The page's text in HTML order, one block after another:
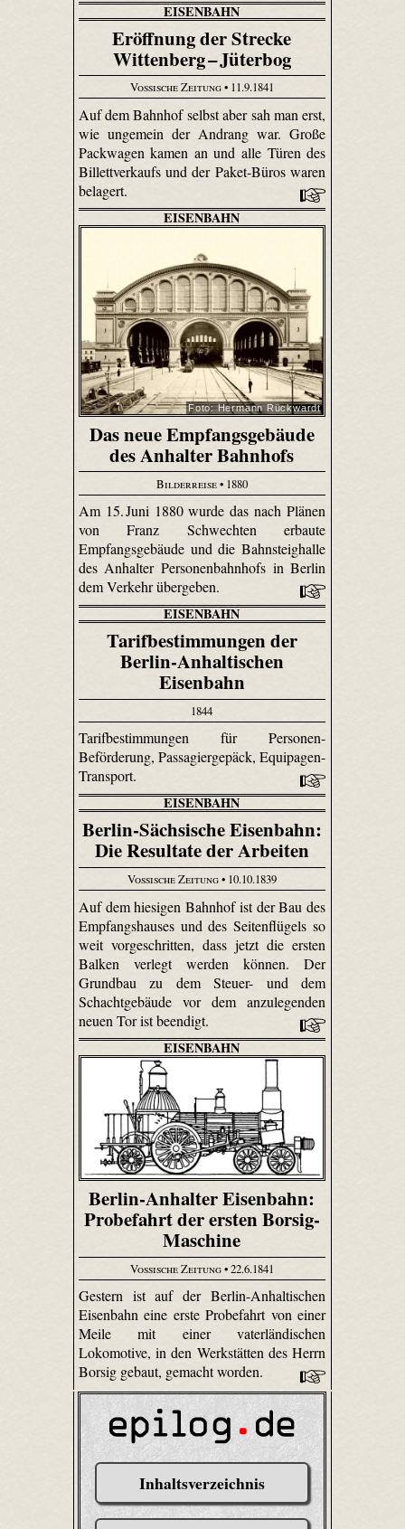
EISENBAHN
Eröffnung der Strecke
Wittenberg – Jüterbog
Vossische Zeitung• 11.9.1841
Auf dem Bahnhof selbst aber sah man erst,
wie ungemein der Andrang war. Große
Packwagen kamen an und alle Türen des
Billettverkaufs und der Paket-Büros waren
belagert.
EISENBAHN
Foto: Hermann Rückwardt
Das neue Empfangsgebäude
des Anhalter Bahnhofs
Bilderreise• 1880
Am 15. Juni 1880 wurde das nach Plänen
von Franz Schwechten erbaute
Empfangsgebäude und die Bahnsteighalle
des Anhalter Personenbahnhofs in Berlin
dem Verkehr übergeben.
EISENBAHN
Tarifbestimmungen der
Berlin-Anhaltischen
Eisenbahn
1844
Tarifbestimmungen für Personen-
Beförderung, Passagiergepäck, Equi­pagen-
Transport.
EISENBAHN
Berlin-Sächsische Eisenbahn:
Die Resultate der Arbeiten
Vossische Zeitung• 10.10.1839
Auf dem hiesigen Bahnhof ist der Bau des
Empfangshauses und des Seitenflügels so
weit vorgeschritten, dass jetzt die ersten
Balken verlegt werden können. Der
Grundbau zu dem Steuer- und dem
Schachtgebäude vor dem anzulegenden
neuen Tor ist beendigt.
EISENBAHN
Berlin-Anhalter Eisenbahn:
Probefahrt der ersten Borsig-
Maschine
Vossische Zeitung• 22.6.1841
Gestern ist auf der Berlin-Anhaltischen
Eisenbahn eine erste Probefahrt von einer
Meile mit einer vaterländischen
Lokomotive, in den Werkstätten des Herrn
Borsig gebaut, gemacht worden.
Inhaltsverzeichnis